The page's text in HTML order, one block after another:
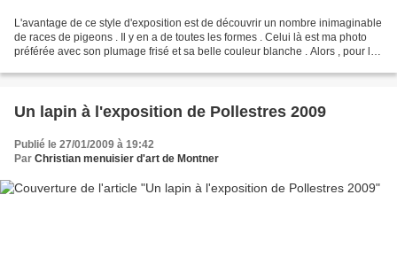
L'avantage de ce style d'exposition est de découvrir un nombre inimaginable
de races de pigeons . Il y en a de toutes les formes . Celui là est ma photo
préférée avec son plumage frisé et sa belle couleur blanche . Alors , pour les
Un lapin à l'exposition de Pollestres 2009
Publié le 27/01/2009 à 19:42
Par Christian menuisier d'art de Montner